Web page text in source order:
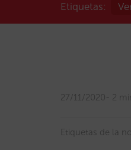
Etiquetas:
27/11/2020 2
Etiquetas de la